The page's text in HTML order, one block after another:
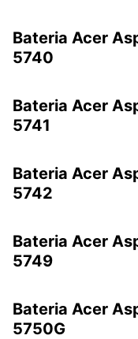
Bateria Acer
5740
Bateria Acer
5741
Bateria Acer
5742
Bateria Acer
5749
Bateria Acer
5750G